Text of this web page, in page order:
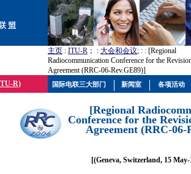
主页 : ITU-R ； : 大会和会议; : : [Regional
Radiocommunication Conference for the
Agreement (RRC-06-Rev.GE89)]
R)
[Regional
Conference for the
Agreement (RRC-06-
[(Geneva, Switzerland, 15
国际电联三大部门 新闻室 各项活动